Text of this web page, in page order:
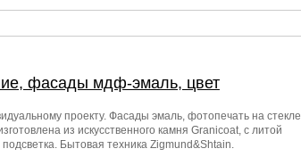
фасады мдф-эмаль, цвет
проекту. Фасады эмаль, фотопечать на стекле
из искусственного камня Granicoat, с литой
Бытовая техника Zigmund&Shtain.